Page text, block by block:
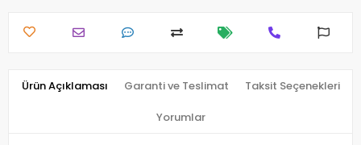
Ürün Açıklaması Garanti ve Teslimat Taksit Seçenekleri
Yorumlar